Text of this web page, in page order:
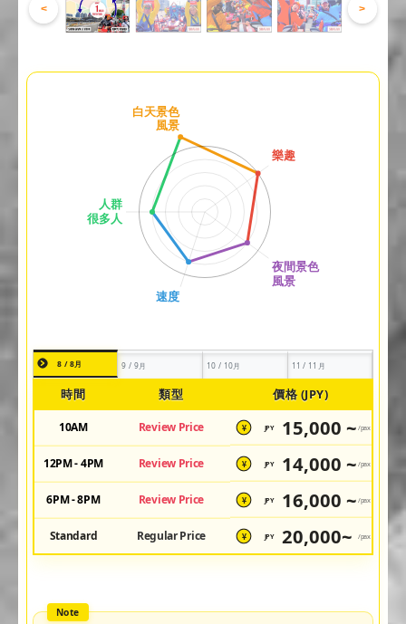
< >
8 / 8月 9 / 9月 10 / 10月 11 / 11月
時間 類型 價格 (JPY)
10AM Review Price ¥ JPY 15,000 ~ /pax
12PM - 4PM Review Price ¥ JPY 14,000 ~ /pax
6PM - 8PM Review Price ¥ JPY 16,000 ~ /pax
Standard Regular Price ¥ JPY 20,000~ /pax